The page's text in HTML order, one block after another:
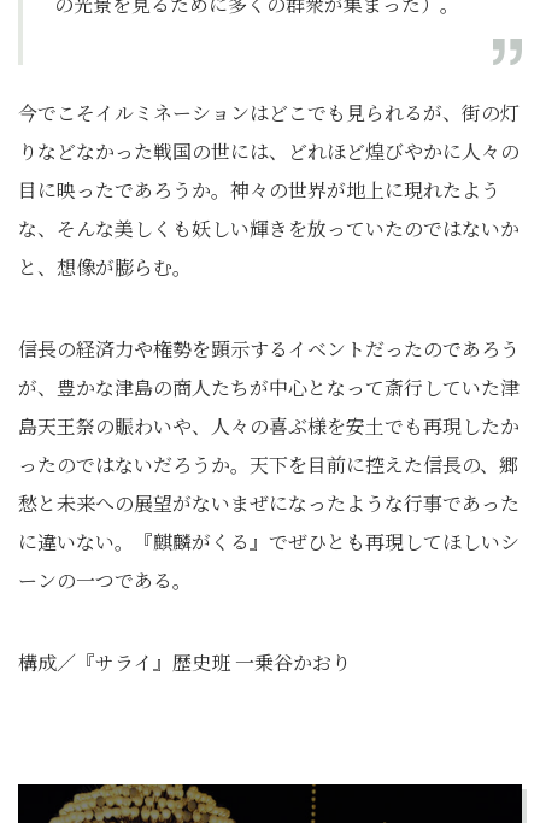
今でこそイルミネーションはどこでも見られるが、街の灯
りなどなかった戦国の世には、どれほど煌びやかに人々の
目に映ったであろうか。神々の世界が地上に現れたよう
な、そんな美しくも妖しい輝きを放っていたのではないか
と、想像が膨らむ。
信長の経済力や権勢を顕示するイベントだったのであろう
が、豊かな津島の商人たちが中心となって斎行していた津
島天王祭の賑わいや、人々の喜ぶ様を安土でも再現したか
ったのではないだろうか。天下を目前に控えた信長の、郷
愁と未来への展望がないまぜになったような行事であった
に違いない。『麒麟がくる』でぜひとも再現してほしいシ
ーンの一つである。
構成／『サライ』歴史班 一乗谷かおり